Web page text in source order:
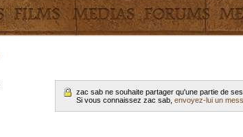
zac sab ne souhaite partager qu'une partie de
Si vous connaissez zac sab, envoyez-lui un